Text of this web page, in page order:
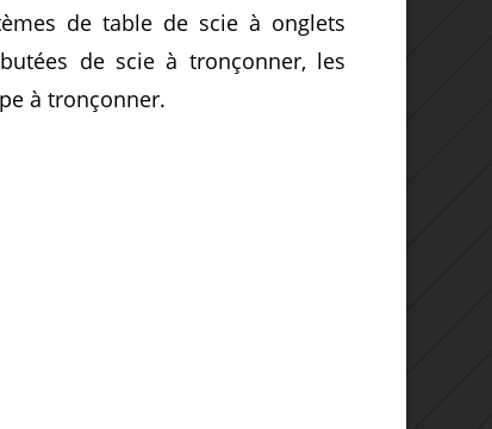
de table de scie à onglets
de scie à tronçonner, les
à tronçonner.